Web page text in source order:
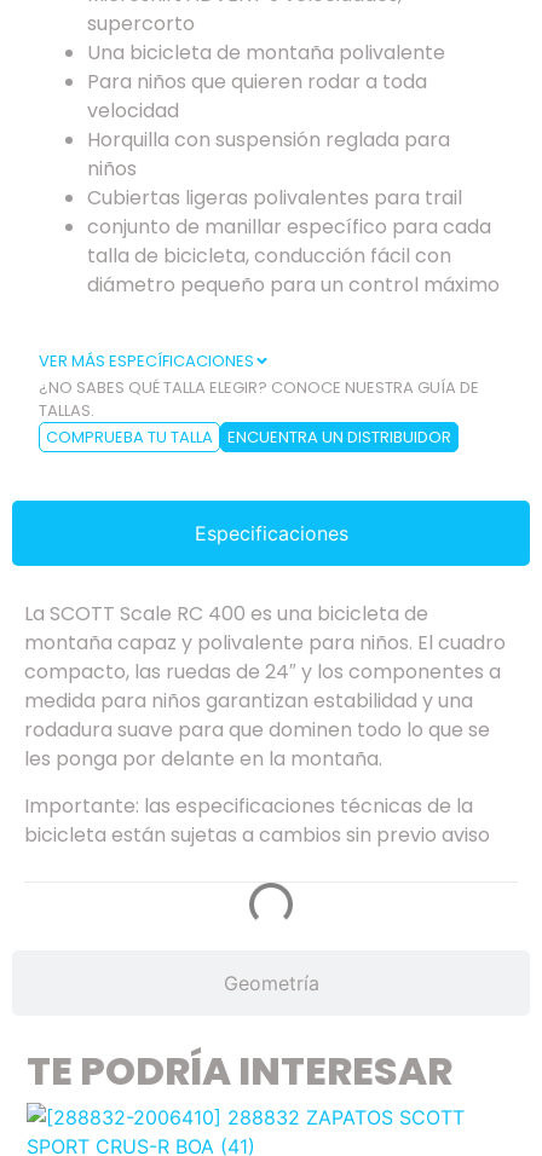
supercorto
Una bicicleta de montaña polivalente
Para niños que quieren rodar a toda
velocidad
Horquilla con suspensión reglada para
niños
Cubiertas ligeras polivalentes para trail
conjunto de manillar específico para cada
talla de bicicleta, conducción fácil con
diámetro pequeño para un control máximo
VER MÁS ESPECÍFICACIONES
¿NO SABES QUÉ TALLA ELEGIR? CONOCE NUESTRA GUÍA DE
TALLAS.
COMPRUEBA TU TALLA
ENCUENTRA UN DISTRIBUIDOR
Especificaciones
Geometría
La SCOTT Scale RC 400 es una bicicleta de
montaña capaz y polivalente para niños. El cuadro
compacto, las ruedas de 24″ y los componentes a
medida para niños garantizan estabilidad y una
rodadura suave para que dominen todo lo que se
les ponga por delante en la montaña.
Importante: las especificaciones técnicas de la
bicicleta están sujetas a cambios sin previo aviso
TE PODRÍA INTERESAR